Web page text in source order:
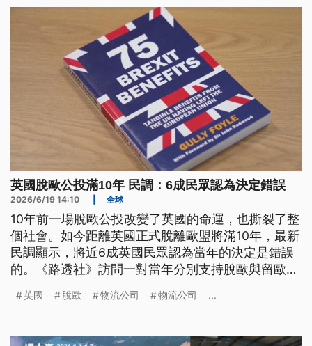
英國脫歐公投滿10年 民調：6成民眾認為決定錯誤
2026/6/19 14:10 全球
10年前一場脫歐公投改變了英國的命運，也撕裂了整
個社會。如今距離英國正式脫離歐盟將滿10年，最新
民調顯示，將近6成英國民眾認為當年的決定是錯誤
的。《路透社》訪問一對當年分別支持脫歐與留歐的
失，也映照出英國社會至今仍未完全消散的矛盾與反
英國 脫歐 物流公司 物流公司 ...